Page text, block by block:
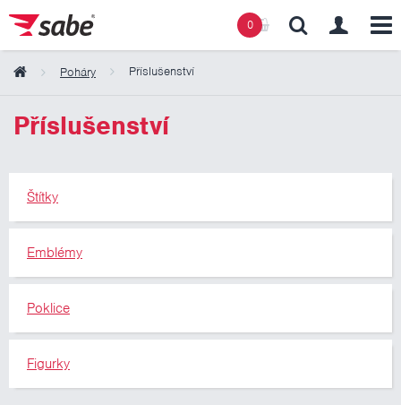
0
Poháry Příslušenství
Příslušenství
Štítky
Emblémy
Poklice
Figurky
Obsah košíku